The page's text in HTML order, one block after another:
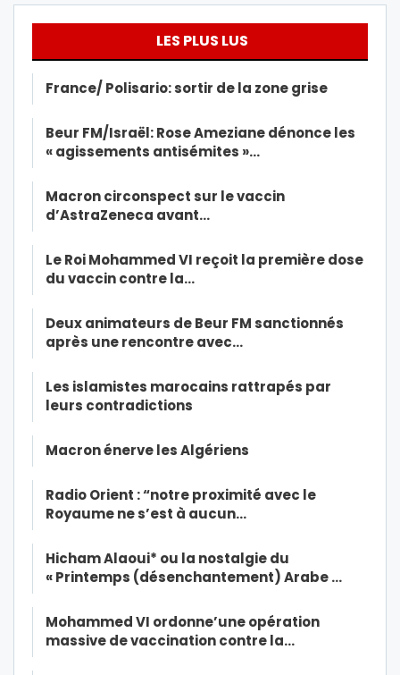
LES PLUS LUS
France/ Polisario: sortir de la zone grise
Beur FM/Israël: Rose Ameziane dénonce les
« agissements antisémites »…
Macron circonspect sur le vaccin
d’AstraZeneca avant…
Le Roi Mohammed VI reçoit la première dose
du vaccin contre la…
Deux animateurs de Beur FM sanctionnés
après une rencontre avec…
Les islamistes marocains rattrapés par
leurs contradictions
Macron énerve les Algériens
Radio Orient : “notre proximité avec le
Royaume ne s’est à aucun…
Hicham Alaoui* ou la nostalgie du
« Printemps (désenchantement) Arabe …
Mohammed VI ordonne’une opération
massive de vaccination contre la…